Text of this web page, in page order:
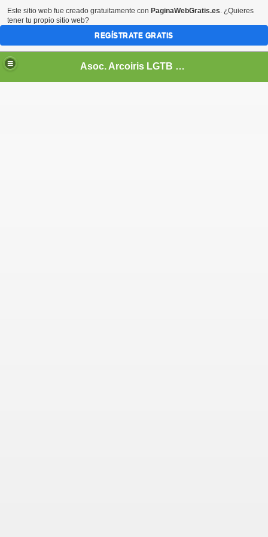
Asoc. Arcoiris LGTB de Honduras
Este sitio web fue creado gratuitamente con PaginaWebGratis.es. ¿Quieres
tener tu propio sitio web?
REGÍSTRATE GRATIS